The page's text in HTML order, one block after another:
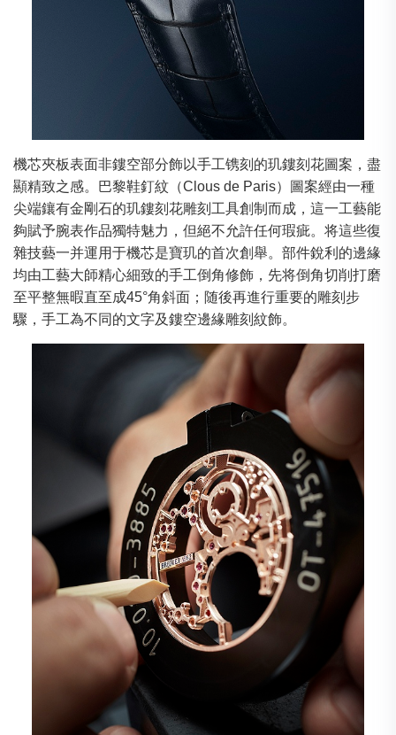
機芯夾板表面非鏤空部分飾以手工镌刻的玑鏤刻花圖案，盡
顯精致之感。巴黎鞋釘紋（Clous de Paris）圖案經由一種
尖端鑲有金剛石的玑鏤刻花雕刻工具創制而成，這一工藝能
夠賦予腕表作品獨特魅力，但絕不允許任何瑕疵。将這些復
雜技藝一并運用于機芯是寶玑的首次創舉。部件銳利的邊緣
均由工藝大師精心細致的手工倒角修飾，先将倒角切削打磨
至平整無暇直至成45°角斜面；随後再進行重要的雕刻步
驟，手工為不同的文字及鏤空邊緣雕刻紋飾。